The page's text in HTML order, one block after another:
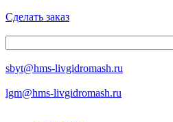
Сделать заказ
sbyt@hms-livgidromash.ru
lgm@hms-livgidromash.ru